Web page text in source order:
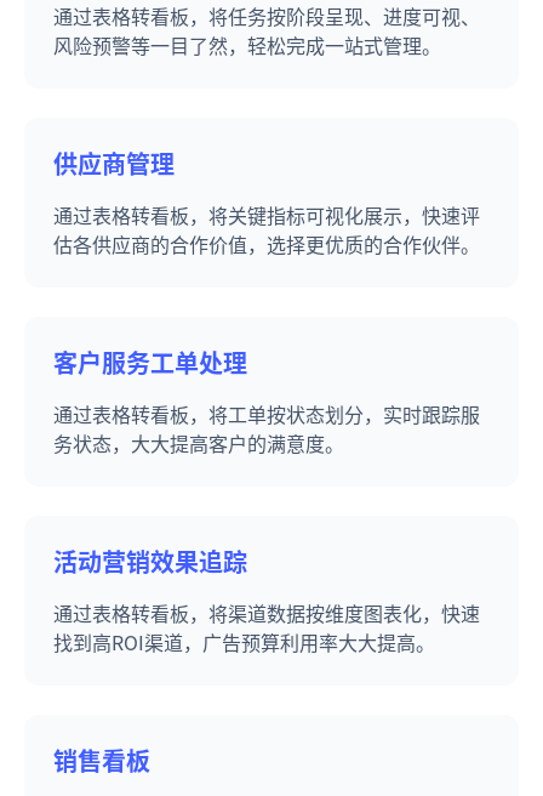
通过表格转看板，将任务按阶段呈现、进度可视、
风险预警等一目了然，轻松完成一站式管理。
供应商管理
通过表格转看板，将关键指标可视化展示，快速评
估各供应商的合作价值，选择更优质的合作伙伴。
客户服务工单处理
通过表格转看板，将工单按状态划分，实时跟踪服
务状态，大大提高客户的满意度。
活动营销效果追踪
通过表格转看板，将渠道数据按维度图表化，快速
找到高ROI渠道，广告预算利用率大大提高。
销售看板